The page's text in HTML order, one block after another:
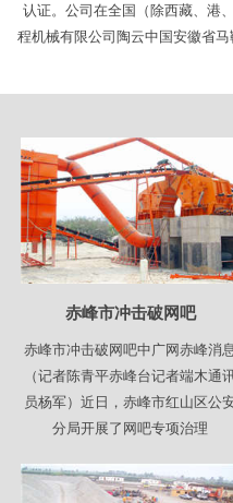
认证。公司在全国（除西藏、港
程机械有限公司陶云中国安徽省
赤峰市冲击破网吧
赤峰市冲击破网吧中广网赤峰消
（记者陈青平赤峰台记者端木通
员杨军）近日，赤峰市红山区公
分局开展了网吧专项治理